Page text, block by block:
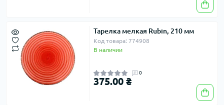
Тарелка мелкая Rubin, 210 мм
Код товара: 774908
В наличии
0
375.00 ₴